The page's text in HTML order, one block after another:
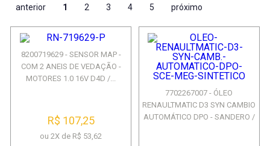
anterior 1 2 3 4 5 próximo
8200719629 - SENSOR MAP -
COM 2 ANEIS DE VEDAÇÃO -
MOTORES 1.0 16V D4D /...
R$ 107,25
ou 2X de R$ 53,62
7702267007 - ÓLEO
RENAULTMATIC D3 SYN CAMBIO
AUTOMÁTICO DPO - SANDERO /